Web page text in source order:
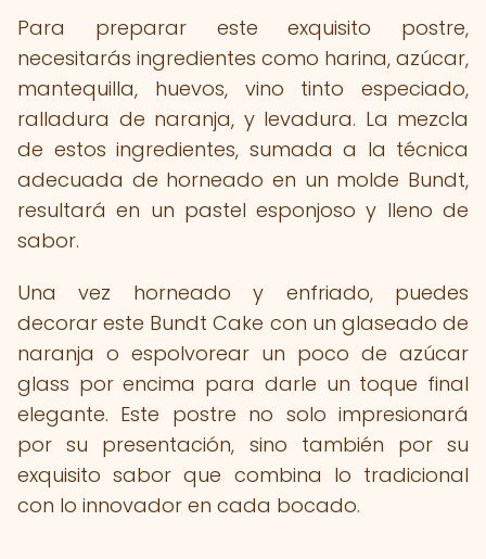
Para preparar este exquisito postre,
necesitarás ingredientes como harina, azúcar,
mantequilla, huevos, vino tinto especiado,
ralladura de naranja, y levadura. La mezcla
de estos ingredientes, sumada a la técnica
adecuada de horneado en un molde Bundt,
resultará en un pastel esponjoso y lleno de
sabor.
Una vez horneado y enfriado, puedes
decorar este Bundt Cake con un glaseado de
naranja o espolvorear un poco de azúcar
glass por encima para darle un toque final
elegante. Este postre no solo impresionará
por su presentación, sino también por su
exquisito sabor que combina lo tradicional
con lo innovador en cada bocado.